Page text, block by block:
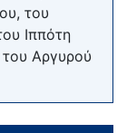
του
Ιππότη
Αργυρού